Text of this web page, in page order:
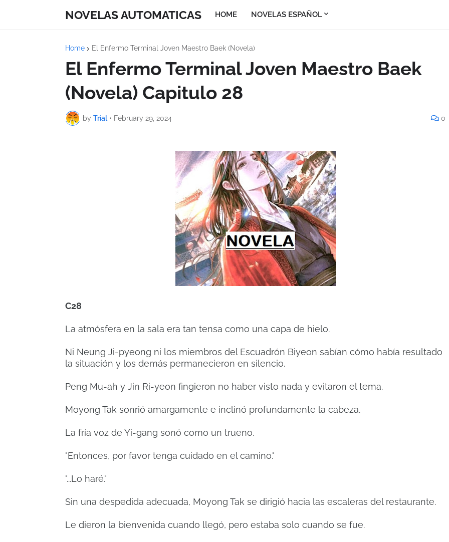
NOVELAS AUTOMATICAS HOME NOVELAS ESPAÑOL
Home El Enfermo Terminal Joven Maestro Baek (Novela)
El Enfermo Terminal Joven Maestro Baek
(Novela) Capitulo 28
by Trial • February 29, 2024 0
C28
La atmósfera en la sala era tan tensa como una capa de hielo.
Ni Neung Ji-pyeong ni los miembros del Escuadrón Biyeon sabían cómo había resultado
la situación y los demás permanecieron en silencio.
Peng Mu-ah y Jin Ri-yeon fingieron no haber visto nada y evitaron el tema.
Moyong Tak sonrió amargamente e inclinó profundamente la cabeza.
La fría voz de Yi-gang sonó como un trueno.
"Entonces, por favor tenga cuidado en el camino."
"...Lo haré."
Sin una despedida adecuada, Moyong Tak se dirigió hacia las escaleras del restaurante.
Le dieron la bienvenida cuando llegó, pero estaba solo cuando se fue.